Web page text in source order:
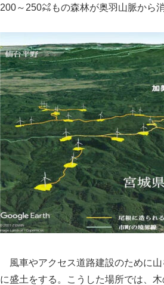
200～250㌶もの森林が奥羽山脈から
風車やアクセス道路建設のために
に盛土をする。こうした場所では、